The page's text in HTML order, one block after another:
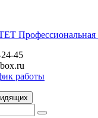
Профессиональная
45
работы